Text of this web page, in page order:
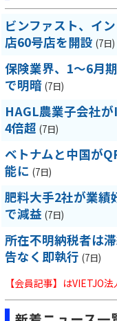
ビンファスト、イ
店60号店を開設 (7日)
保険業界、1～6月
で明暗 (7日)
HAGL農業子会社
4倍超 (7日)
ベトナムと中国が
能に (7日)
肥料大手2社が業績
で減益 (7日)
所在不明納税者は
告なく即執行 (7日)
【会員記事】はVIETJO